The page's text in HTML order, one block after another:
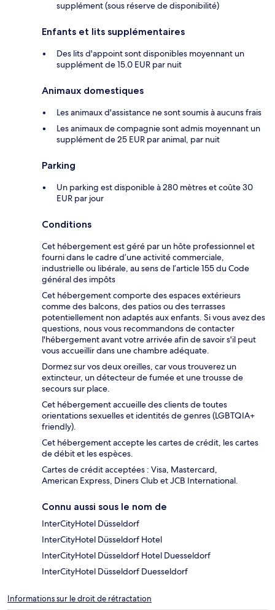
supplément (sous réserve de disponibilité)
Enfants et lits supplémentaires
Des lits d'appoint sont disponibles moyennant un
supplément de 15.0 EUR par nuit
Animaux domestiques
Les animaux d'assistance ne sont soumis à aucuns frais
Les animaux de compagnie sont admis moyennant un
supplément de 25 EUR par animal, par nuit
Parking
Un parking est disponible à 280 mètres et coûte 30
EUR par jour
Conditions
Cet hébergement est géré par un hôte professionnel et
fourni dans le cadre d’une activité commerciale,
industrielle ou libérale, au sens de l’article 155 du Code
général des impôts
Cet hébergement comporte des espaces extérieurs
comme des balcons, des patios ou des terrasses
potentiellement non adaptés aux enfants. Si vous avez des
questions, nous vous recommandons de contacter
l'hébergement avant votre arrivée afin de savoir s'il peut
vous accueillir dans une chambre adéquate.
Dormez sur vos deux oreilles, car vous trouverez un
extincteur, un détecteur de fumée et une trousse de
secours sur place.
Cet hébergement accueille des clients de toutes
orientations sexuelles et identités de genres (LGBTQIA+
friendly).
Cet hébergement accepte les cartes de crédit, les cartes
de débit et les espèces.
Cartes de crédit acceptées : Visa, Mastercard,
American Express, Diners Club et JCB International.
Connu aussi sous le nom de
InterCityHotel Düsseldorf
InterCityHotel Düsseldorf Hotel
InterCityHotel Düsseldorf Hotel Duesseldorf
InterCityHotel Düsseldorf Duesseldorf
Informations sur le droit de rétractation